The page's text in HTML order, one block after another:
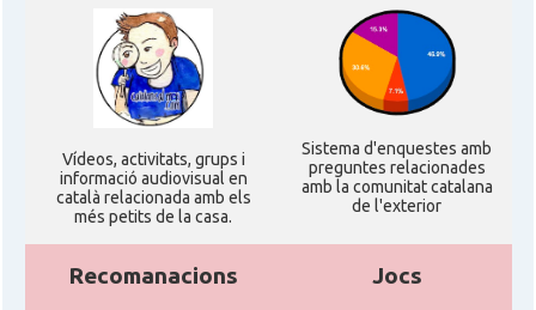
Ví­deos, activitats, grups i
informació audiovisual en
català relacionada amb els
més petits de la casa.
Sistema d'enquestes amb
preguntes relacionades
amb la comunitat catalana
de l'exterior
Recomanacions Jocs